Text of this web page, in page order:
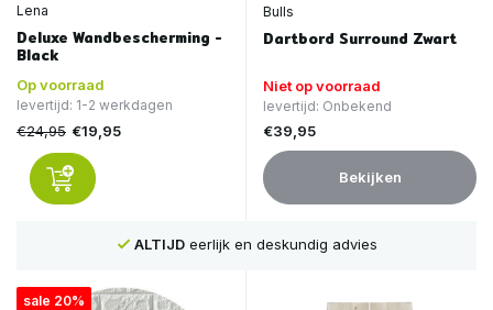
Lena
Deluxe Wandbescherming -
Black
Op voorraad
levertijd: 1-2 werkdagen
€24,95 €19,95
Bulls
Dartbord Surround Zwart
Niet op voorraad
levertijd: Onbekend
€39,95
Bekijken
ALTIJDeerlijk en deskundig advies
sale 20%